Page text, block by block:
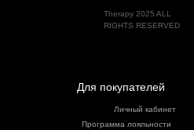
Программа лояльности
Личный кабинет
Для покупателей
Therapy 2025 ALL
RIGHTS RESERVED